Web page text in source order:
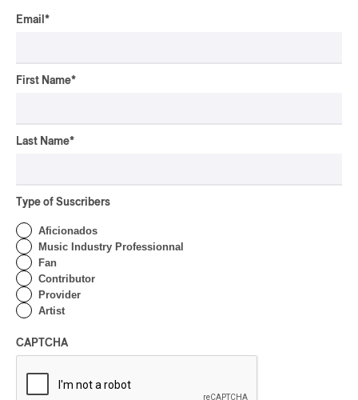
party
participatif
pop-opéra
J-Rock
chaoui
latin house
glam
pop symphonique
musique traditionnelle
pow wow
Dungeon Synth
SLACKER
Creative Music
Email *
First Name*
Last Name*
Type of Suscribers
Aficionados
Music Industry Professionnal
Fan
Contributor
Provider
Artist
CAPTCHA